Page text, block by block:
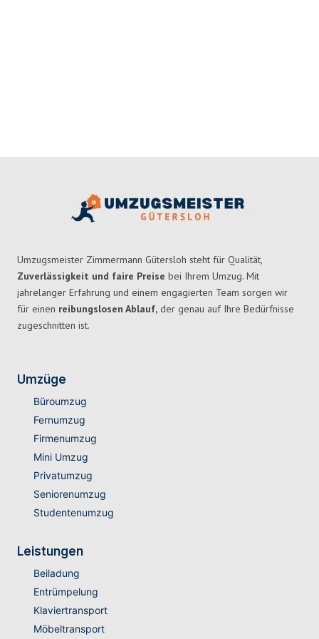
Umzugsmeister Zimmermann Gütersloh steht für Qualität,
Zuverlässigkeit und faire Preise bei Ihrem Umzug. Mit
jahrelanger Erfahrung und einem engagierten Team sorgen wir
für einen reibungslosen Ablauf, der genau auf Ihre Bedürfnisse
zugeschnitten ist.
Umzüge
Büroumzug
Fernumzug
Firmenumzug
Mini Umzug
Privatumzug
Seniorenumzug
Studentenumzug
Leistungen
Beiladung
Entrümpelung
Klaviertransport
Möbeltransport